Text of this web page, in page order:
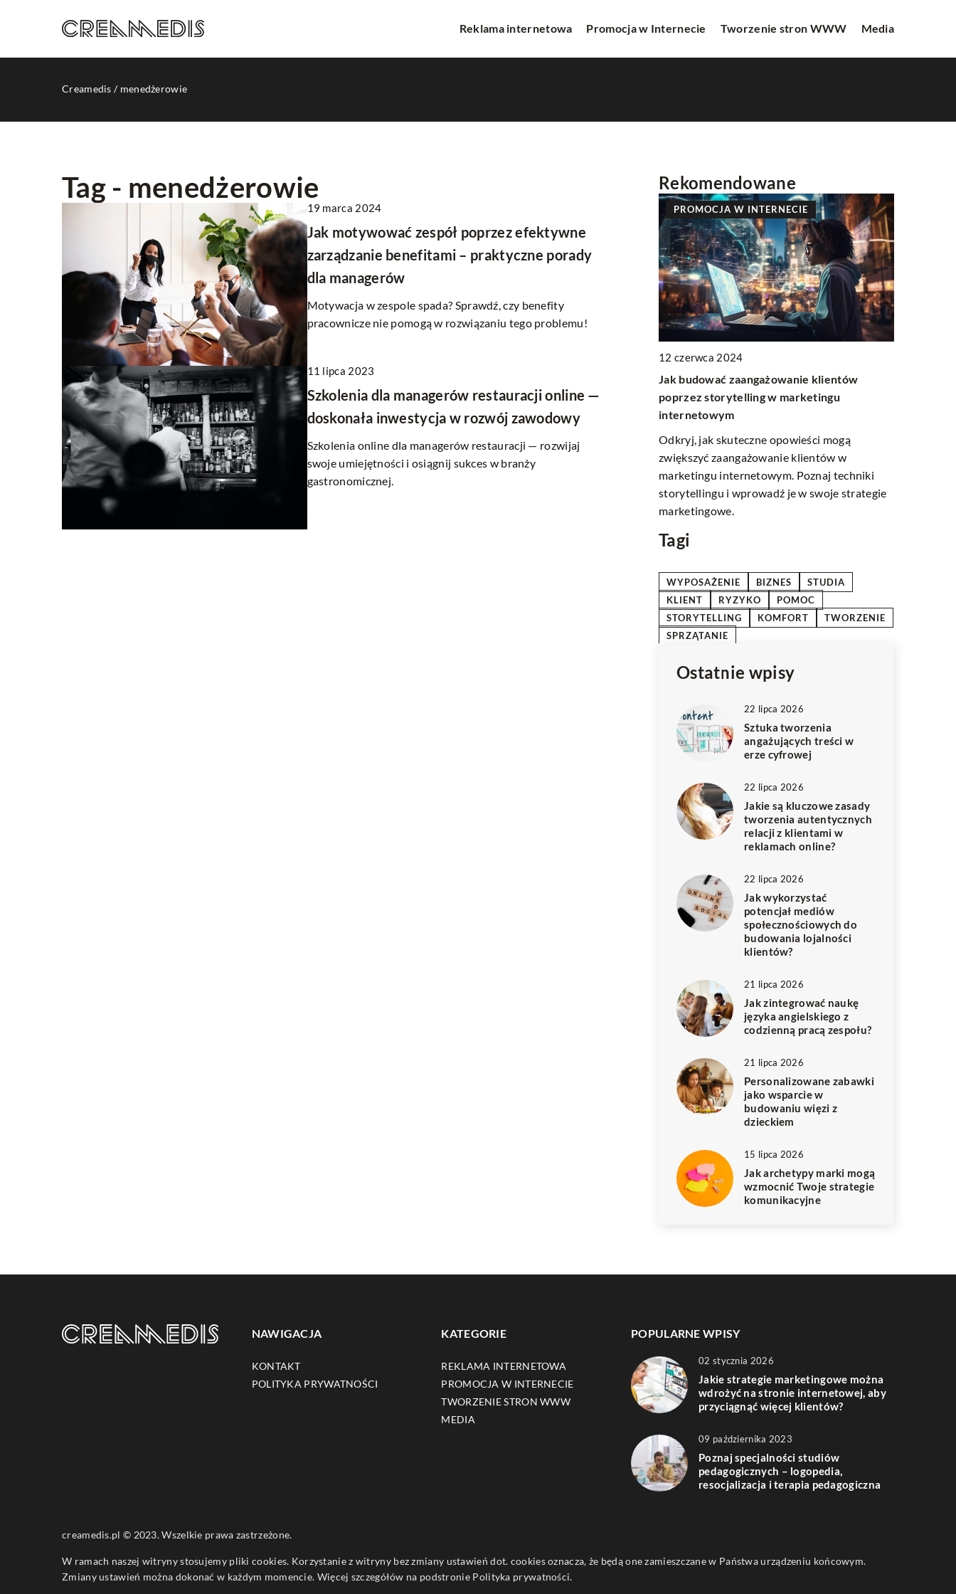
Reklama internetowa Promocja w Internecie Tworzenie stron WWW Media
Creamedis / menedżerowie
Tag - menedżerowie
19 marca 2024
Jak motywować zespół poprzez efektywne
zarządzanie benefitami – praktyczne porady
dla managerów
Motywacja w zespole spada? Sprawdź, czy benefity
pracownicze nie pomogą w rozwiązaniu tego problemu!
11 lipca 2023
Szkolenia dla managerów restauracji online —
doskonała inwestycja w rozwój zawodowy
Szkolenia online dla managerów restauracji — rozwijaj
swoje umiejętności i osiągnij sukces w branży
gastronomicznej.
Rekomendowane
13 września 2023
Jak wybrać odpowiednią usługę
przewozową dla twojej przesyłki – poradnik
krok po kroku
Odkryj jak dokonać świadomego wyboru
usługi przewozowej dla swojej przesyłki.
Przewodnik praktycznych kroków, które
Jak skutecznie zwiększyć widoczność małej
firmy w Internecie?
Poznaj sprawdzone strategie zwiększania
widoczności online dla małych firm. Dowiedz
się, jakie działania podjąć, aby skutecznie
PROMOCJA W INTERNECIE
12 czerwca 2024
Jak budować zaangażowanie klientów
poprzez storytelling w marketingu
internetowym
Odkryj, jak skuteczne opowieści mogą
zwiększyć zaangażowanie klientów w
marketingu internetowym. Poznaj techniki
storytellingu i wprowadź je w swoje strategie
marketingowe.
Tagi
WYPOSAŻENIE BIZNES
STUDIA
KLIENT
RYZYKO
POMOC
STORYTELLING
KOMFORT
TWORZENIE
SPRZĄTANIE
Ostatnie wpisy
22 lipca 2026
Sztuka tworzenia
angażujących treści w
erze cyfrowej
22 lipca 2026
Jakie są kluczowe zasady
tworzenia autentycznych
relacji z klientami w
reklamach online?
22 lipca 2026
Jak wykorzystać
potencjał mediów
społecznościowych do
budowania lojalności
klientów?
21 lipca 2026
Jak zintegrować naukę
języka angielskiego z
codzienną pracą zespołu?
21 lipca 2026
Personalizowane zabawki
jako wsparcie w
budowaniu więzi z
dzieckiem
15 lipca 2026
Jak archetypy marki mogą
wzmocnić Twoje strategie
komunikacyjne
NAWIGACJA
KONTAKT
POLITYKA PRYWATNOŚCI
KATEGORIE
REKLAMA INTERNETOWA
PROMOCJA W INTERNECIE
TWORZENIE STRON WWW
MEDIA
POPULARNE WPISY
02 stycznia 2026
Jakie strategie marketingowe można
wdrożyć na stronie internetowej, aby
przyciągnąć więcej klientów?
09 października 2023
Poznaj specjalności studiów
pedagogicznych – logopedia,
resocjalizacja i terapia pedagogiczna
creamedis.pl © 2023. Wszelkie prawa zastrzeżone.
W ramach naszej witryny stosujemy pliki cookies. Korzystanie z witryny bez zmiany ustawień dot. cookies oznacza, że będą one zamieszczane w Państwa urządzeniu końcowym.
Zmiany ustawień można dokonać w każdym momencie. Więcej szczegółów na podstronie Polityka prywatności.